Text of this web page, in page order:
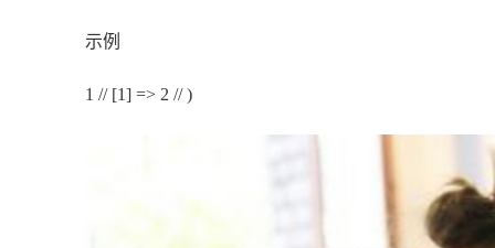
示例
1 // [1] => 2 // )